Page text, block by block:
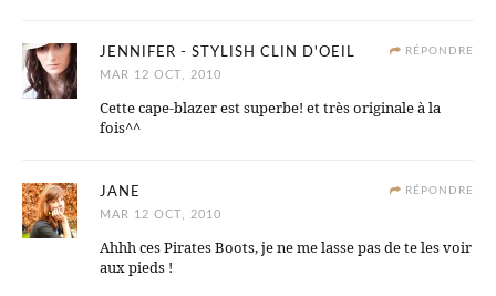
RÉPONDRE
JENNIFER - STYLISH CLIN D'OEIL
MAR 12 OCT, 2010
Cette cape-blazer est superbe! et très originale à la
fois^^
RÉPONDRE
JANE
MAR 12 OCT, 2010
Ahhh ces Pirates Boots, je ne me lasse pas de te les voir
aux pieds !